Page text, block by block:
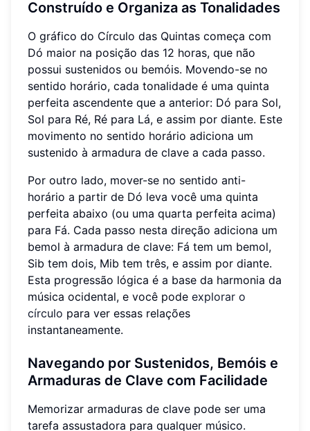
Construído e Organiza as Tonalidades
O gráfico do Círculo das Quintas começa com
Dó maior na posição das 12 horas, que não
possui sustenidos ou bemóis. Movendo-se no
sentido horário, cada tonalidade é uma quinta
perfeita ascendente que a anterior: Dó para Sol,
Sol para Ré, Ré para Lá, e assim por diante. Este
movimento no sentido horário adiciona um
sustenido à armadura de clave a cada passo.
Por outro lado, mover-se no sentido anti-
horário a partir de Dó leva você uma quinta
perfeita abaixo (ou uma quarta perfeita acima)
para Fá. Cada passo nesta direção adiciona um
bemol à armadura de clave: Fá tem um bemol,
Sib tem dois, Mib tem três, e assim por diante.
Esta progressão lógica é a base da harmonia da
música ocidental, e você pode explorar o
círculo para ver essas relações
instantaneamente.
Navegando por Sustenidos, Bemóis e
Armaduras de Clave com Facilidade
Memorizar armaduras de clave pode ser uma
tarefa assustadora para qualquer músico.